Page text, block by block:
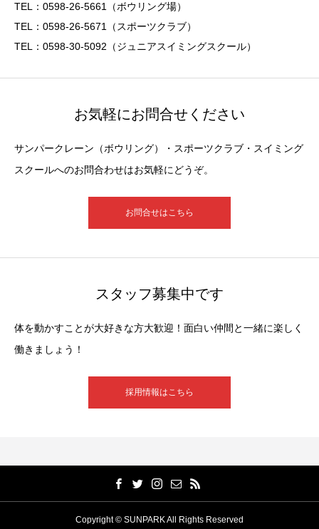
TEL：0598-26-5661（ボウリング場）
TEL：0598-26-5671（スポーツクラブ）
TEL：0598-30-5092（ジュニアスイミングスクール）
お気軽にお問合せください
サンパークレーン（ボウリング）・スポーツクラブ・スイミング
スクールへのお問合わせはお気軽にどうぞ。
お問合せはこちら
スタッフ募集中です
体を動かすことが大好きな方大歓迎！面白い仲間と一緒に楽しく
働きましょう！
採用情報はこちら
Copyright © SUNPARK All Rights Reserved